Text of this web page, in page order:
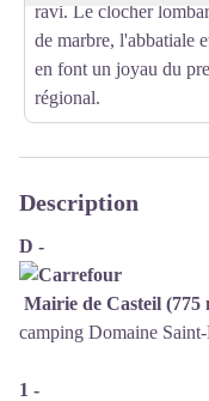
ravi. Le clocher
de marbre, l'abbatiale
en font un joyau du
régional.
Description
D -
Mairie de Casteil (775
camping Domaine
1 -